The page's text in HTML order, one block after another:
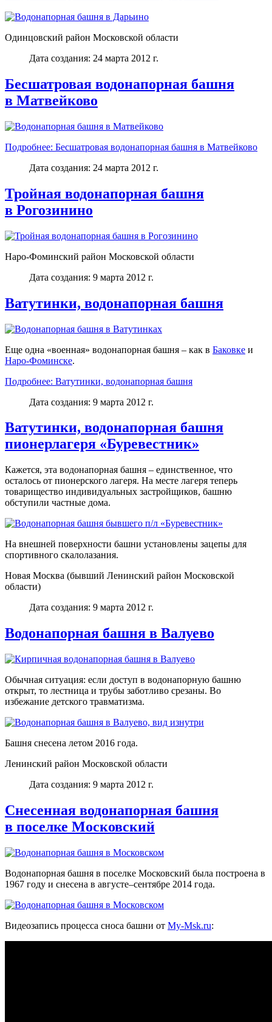
Одинцовский район Московской области
Дата создания: 24 марта 2012 г.
Бесшатровая водонапорная башня
в Матвейково
Подробнее: Бесшатровая водонапорная башня в Матвейково
Дата создания: 24 марта 2012 г.
Тройная водонапорная башня
в Рогозинино
Наро-Фоминский район Московской области
Дата создания: 9 марта 2012 г.
Ватутинки, водонапорная башня
Еще одна «военная» водонапорная башня – как в Баковке и
Наро-Фоминске.
Подробнее: Ватутинки, водонапорная башня
Дата создания: 9 марта 2012 г.
Ватутинки, водонапорная башня
пионерлагеря «Буревестник»
Кажется, эта водонапорная башня – единственное, что
осталось от пионерского лагеря. На месте лагеря теперь
товарищество индивидуальных застройщиков, башню
обступили частные дома.
На внешней поверхности башни установлены зацепы для
спортивного скалолазания.
Новая Москва (бывший Ленинский район Московской
области)
Дата создания: 9 марта 2012 г.
Водонапорная башня в Валуево
Обычная ситуация: если доступ в водонапорную башню
открыт, то лестница и трубы заботливо срезаны. Во
избежание детского травматизма.
Башня снесена летом 2016 года.
Ленинский район Московской области
Дата создания: 9 марта 2012 г.
Снесенная водонапорная башня
в поселке Московский
Водонапорная башня в поселке Московский была построена в
1967 году и снесена в августе–сентябре 2014 года.
Видеозапись процесса сноса башни от My-Msk.ru: